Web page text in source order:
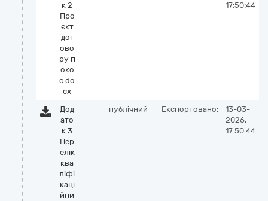
к 2
Про
єкт
дог
ово
ру п
око
с.do
cx
17:50:44
Дод
ато
к 3
Пер
елік
ква
ліфі
каці
йни
публічний Експортовано:
13-03-
2026,
17:50:44